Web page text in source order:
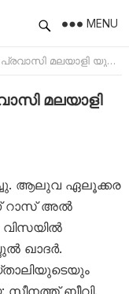
MENU
മലയാളി യുഎഇയില്‍ മരിച്ചു
മലയാളി
ആലുവ ഏലൂക്കര
റാസ് അൽ
വിസയിൽ
ഖാദർ.
ബീവി.